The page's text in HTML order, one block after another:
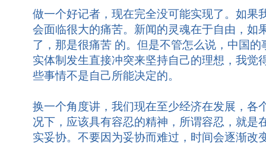
做一个好记者，现在完全没可能实现了。如果
会面临很大的痛苦。新闻的灵魂在于自由，如
了，那是很痛苦 的。但是不管怎么说，中国
实体制发生直接冲突来坚持自己的理想，我觉
些事情不是自己所能决定的。
换一个角度讲，我们现在至少经济在发展，各
况下，应该具有容忍的精神，所谓容忍，就是
实妥协。不要因为妥协而难过，时间会逐渐改